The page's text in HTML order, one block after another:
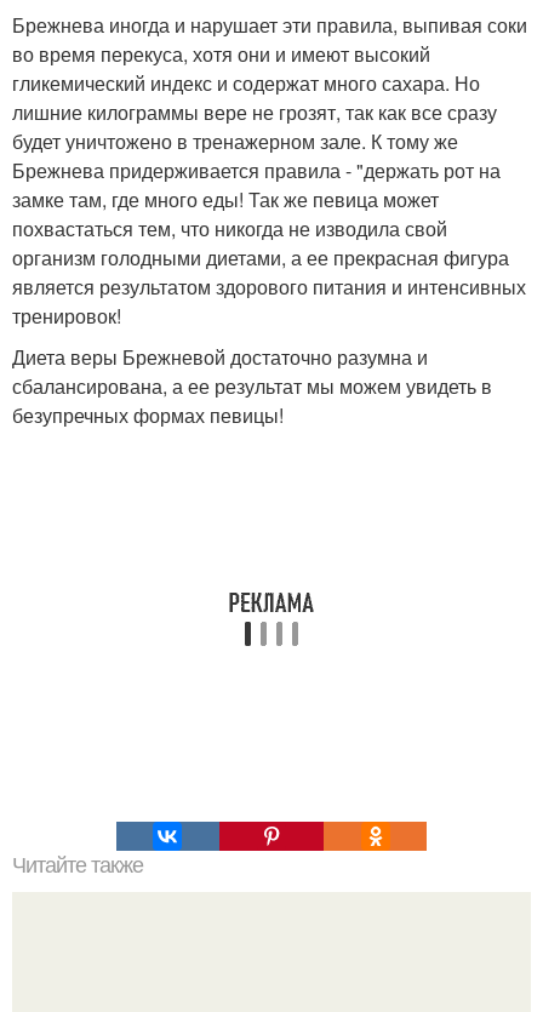
Брежнева иногда и нарушает эти правила, выпивая соки
во время перекуса, хотя они и имеют высокий
гликемический индекс и содержат много сахара. Но
лишние килограммы вере не грозят, так как все сразу
будет уничтожено в тренажерном зале. К тому же
Брежнева придерживается правила - "держать рот на
замке там, где много еды! Так же певица может
похвастаться тем, что никогда не изводила свой
организм голодными диетами, а ее прекрасная фигура
является результатом здорового питания и интенсивных
тренировок!
Диета веры Брежневой достаточно разумна и
сбалансирована, а ее результат мы можем увидеть в
безупречных формах певицы!
Читайте также